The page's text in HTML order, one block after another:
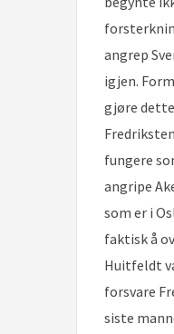
angrep
igjen.
gjøre
fungere
angripe
som er i
faktisk å
Huitfeldt
forsvare
siste